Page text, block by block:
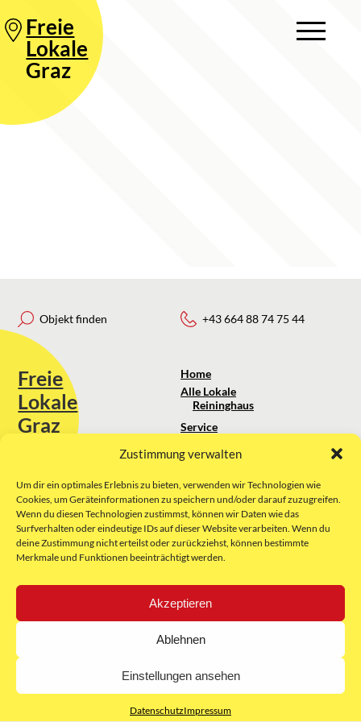
Zustimmung verwalten
Um dir ein optimales Erlebnis zu bieten, verwenden wir Technologien wie
Cookies, um Geräteinformationen zu speichern und/oder darauf zuzugreifen.
Wenn du diesen Technologien zustimmst, können wir Daten wie das
Surfverhalten oder eindeutige IDs auf dieser Website verarbeiten. Wenn du
deine Zustimmung nicht erteilst oder zurückziehst, können bestimmte
Merkmale und Funktionen beeinträchtigt werden.
Akzeptieren
Ablehnen
Einstellungen ansehen
DatenschutzImpressum
Freie
Lokale
Graz
Objekt finden
Freie
Lokale
Graz
Sie erreichen uns unter:
kontakt@freielokale-graz.at
Website by Rubikon Werbeagentur
GmbH
+43 664 88 74 75 44
Home
Alle Lokale
Reininghaus
Service
Über uns
Impressum
AGB
Datenschutz
E-Mail